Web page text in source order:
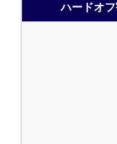
ハードオ